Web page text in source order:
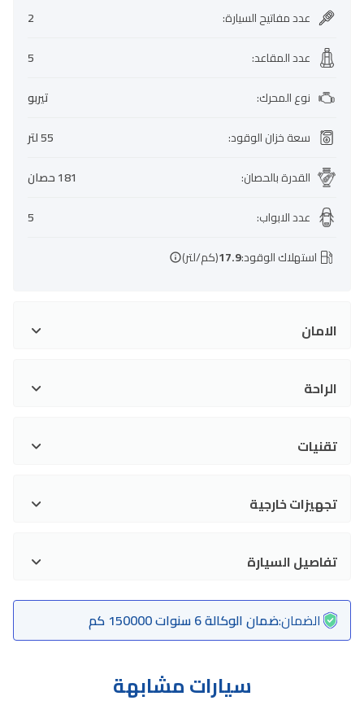
عدد مفاتيح السيارة:
2
عدد المقاعد:
5
نوع المحرك:
تيربو
سعة خزان الوقود:
55 لتر
القدرة بالحصان:
181 حصان
عدد الابواب:
5
استهلاك الوقود:17.9(كم/لتر)
الامان
الراحة
تقنيات
تجهيزات خارجية
تفاصيل السيارة
الضمان:ضمان الوكالة 6 سنوات 150000 كم
سيارات مشابهة